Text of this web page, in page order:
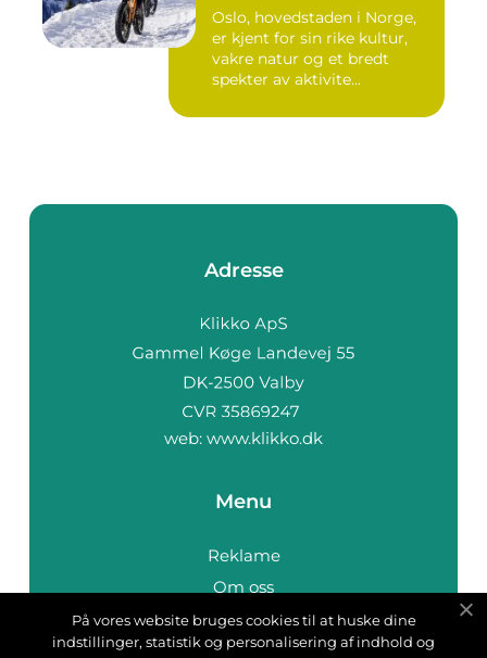
Oslo, hovedstaden i Norge,
er kjent for sin rike kultur,
vakre natur og et bredt
spekter av aktivite...
Adresse
web: www.klikko.dk
Menu
Reklame
Om oss
Cookies
Kontakt Oss
På vores website bruges cookies til at huske dine
indstillinger, statistik og personalisering af indhold og